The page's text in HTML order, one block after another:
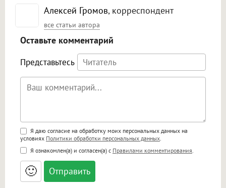
Алексей Громов, корреспондент
все статьи автора
Оставьте комментарий
Представьтесь
Поддержка HTML
<b>, <strong>, <u>, <i>, <em>, <s>, <big>,
<small>, <sup>, <sub>, <pre>, <ul>, <ol>, <li>,
<blockquote>, <code> экранирует HTML,
адреса URL автоматически становятся
ссылками, и [img]адрес[/img] будет
Я даю согласие на обработку моих персональных данных на
условиях Политики обработки персональных данных
Я ознакомлен(а) и согласен(а) с Правилами комментирования
🙂